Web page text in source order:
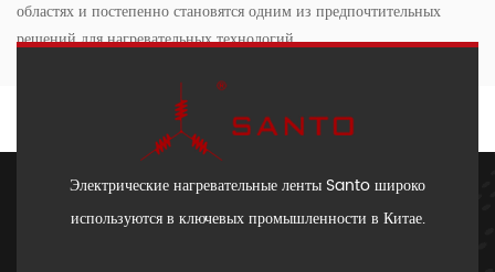
областях и постепенно становятся одним из предпочтительных
решений для нагревательных технологий.
Электрические нагревательные ленты Santo широко
используются в ключевых промышленности в Китае.